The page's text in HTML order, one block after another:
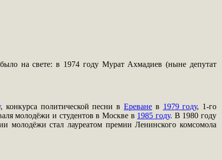
на свете: в 1974 году Мурат Ахмадиев (ныне депутат
, конкурса политической песни в Ереване в 1979 году, 1-го
молодёжи и студентов в Москве в 1985 году. В 1980 году
молодёжи стал лауреатом премии Ленинского комсомола